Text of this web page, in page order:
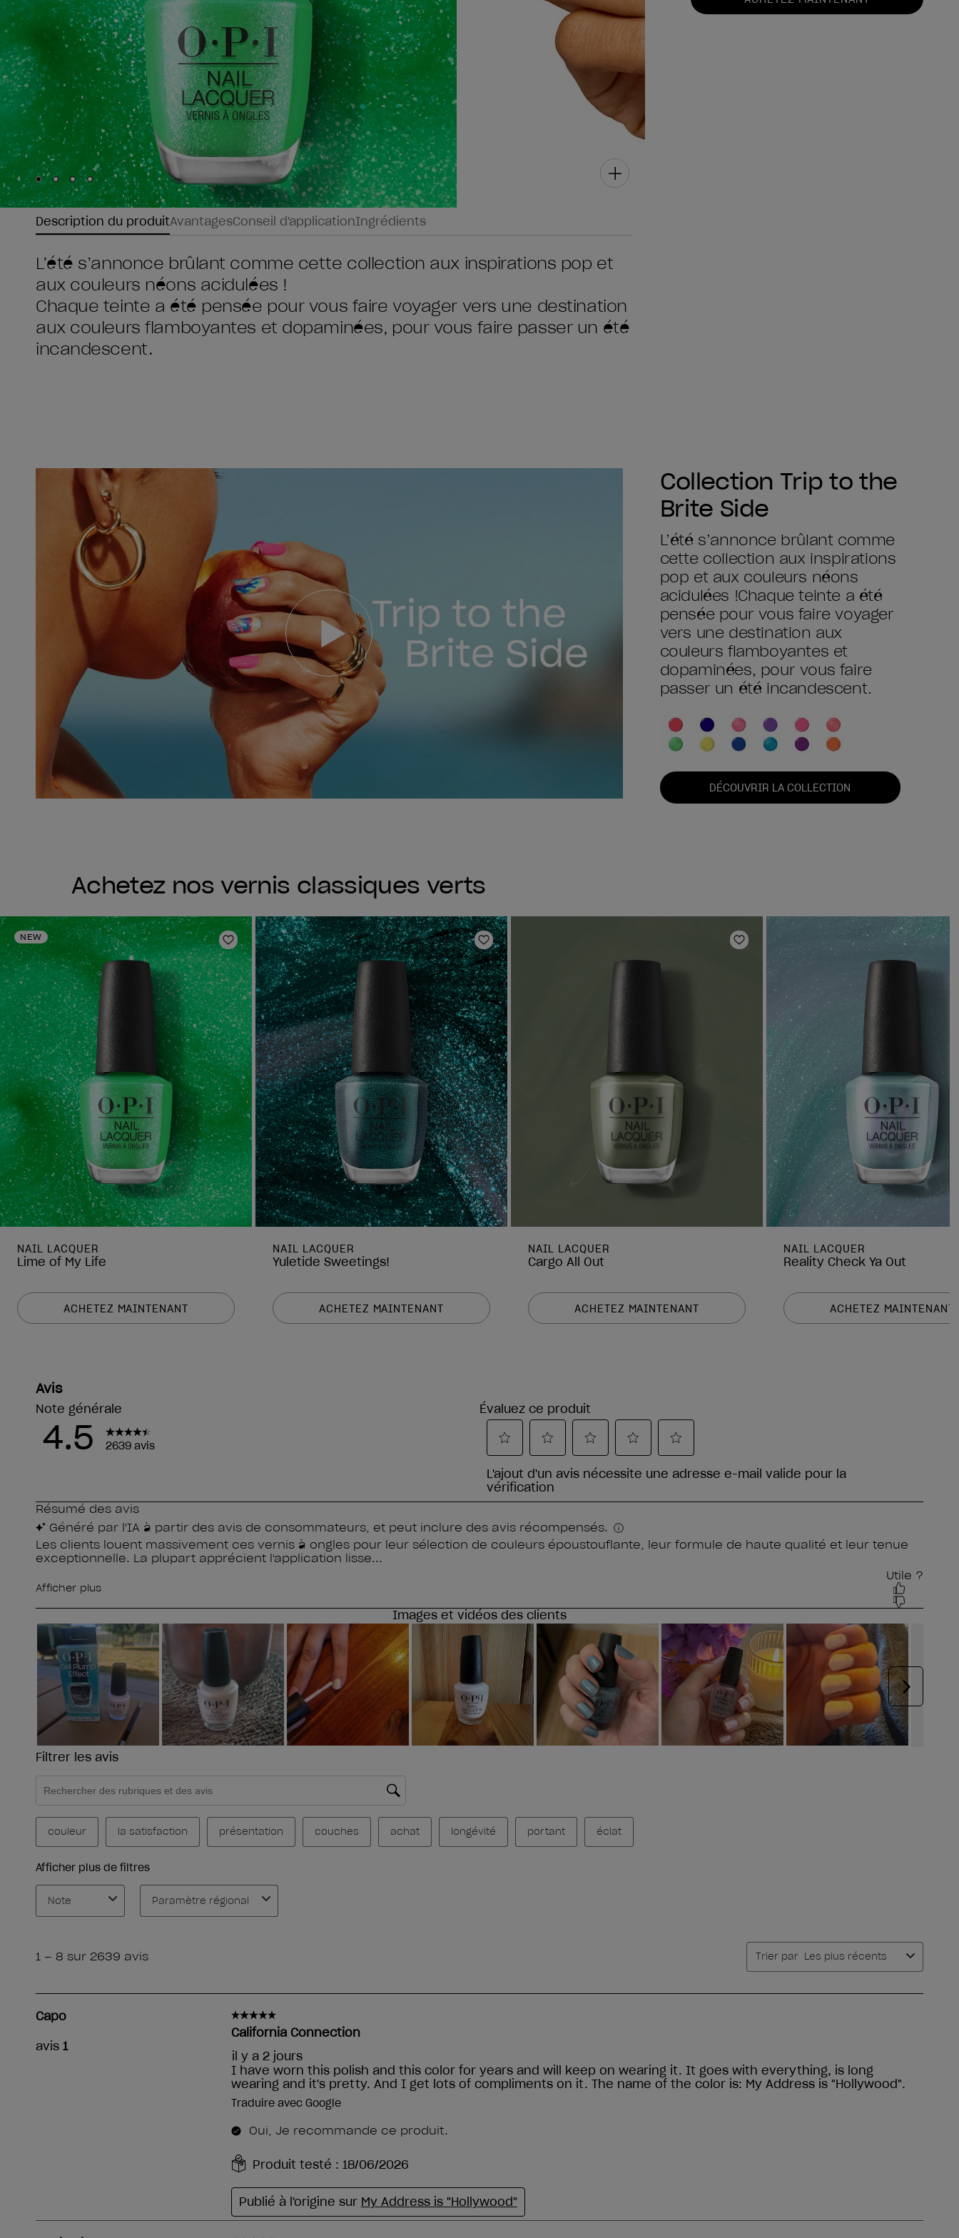
Skip to slide1
Skip to slide2
Skip to slide 3
Skip to slide4
Description du produitAvantagesConseil d'applicationIngrédients
L’été s’annonce brûlant comme cette collection aux inspirations pop et
aux couleurs néons acidulées !
Chaque teinte a été pensée pour vous faire voyager vers une destination
aux couleurs flamboyantes et dopaminées, pour vous faire passer un été
incandescent.
Collection Trip to the
Brite Side
L’été s’annonce brûlant comme
cette collection aux inspirations
pop et aux couleurs néons
acidulées !​ Chaque teinte a été
pensée pour vous faire voyager
vers une destination aux
couleurs flamboyantes et
dopaminées, pour vous faire
passer un été incandescent.
DÉCOUVRIR LA COLLECTION
Achetez nos vernis classiques verts
NEW
Ajouter aux favoris
NAIL LACQUER
Lime of My Life
ACHETEZ MAINTENANT
Ajouter aux favoris
NAIL LACQUER
Yuletide Sweetings!
ACHETEZ MAINTENANT
Ajouter aux favoris
NAIL LACQUER
Cargo All Out
ACHETEZ MAINTENANT
NAIL LACQUER
Reality Check Ya Out
ACHETEZ MAINTENANT